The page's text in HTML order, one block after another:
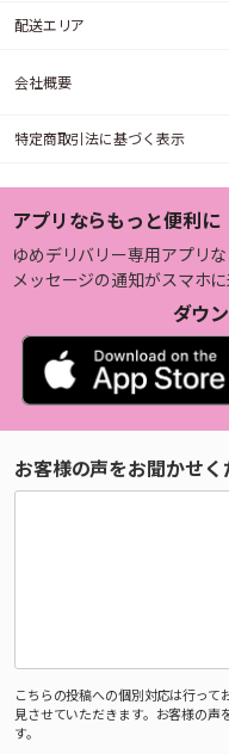
配送エリア
会社概要
特定商取引法に基づく表示
アプリならもっと便利に
ゆめデリバリー専用アプリな
メッセージの通知がスマホ
ダウ
お客様の声をお聞かせく
こちらの投稿への個別対応は行っ
見させていただきます。お客様の声
す。